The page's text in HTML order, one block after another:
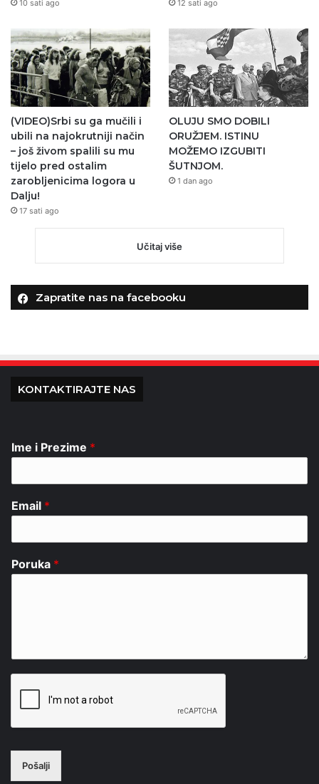
10 sati ago 12 sati ago
(VIDEO)Srbi su ga mučili i
ubili na najokrutniji način
– još živom spalili su mu
tijelo pred ostalim
zarobljenicima logora u
Dalju!
17 sati ago
OLUJU SMO DOBILI
ORUŽJEM. ISTINU
MOŽEMO IZGUBITI
ŠUTNJOM.
1 dan ago
Učitaj više
Zapratite nas na facebooku
KONTAKTIRAJTE NAS
Ime i Prezime *
Email *
Poruka *
Pošalji